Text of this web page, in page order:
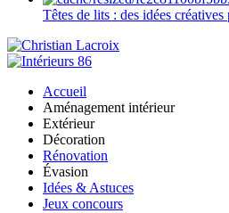
Têtes de lits : des idées
Accueil
Aménagement intérieur
Extérieur
Décoration
Rénovation
Évasion
Idées & Astuces
Jeux concours